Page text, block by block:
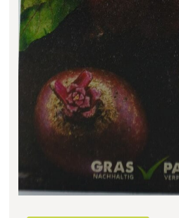
KATEGORIE
Filter zurücksetzen